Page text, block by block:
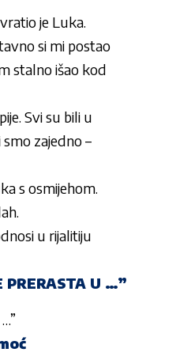
je Luka.
si mi postao
stalno išao kod
Svi su bili u
zajedno –
s osmijehom.
u rijalitiju
U …”